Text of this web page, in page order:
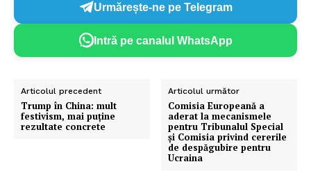
Urmărește-ne pe Telegram
Intră pe canalul WhatsApp
Articolul precedent
Trump în China: mult
festivism, mai puține
rezultate concrete
Articolul următor
Comisia Europeană a
aderat la mecanismele
pentru Tribunalul Special
și Comisia privind cererile
de despăgubire pentru
Ucraina